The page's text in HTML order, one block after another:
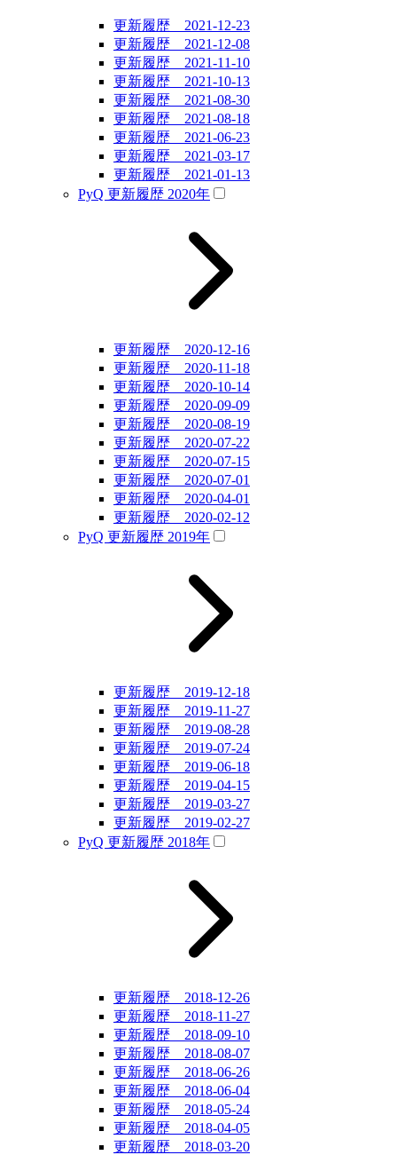
更新履歴 2021-12-23
更新履歴 2021-12-08
更新履歴 2021-11-10
更新履歴 2021-10-13
更新履歴 2021-08-30
更新履歴 2021-08-18
更新履歴 2021-06-23
更新履歴 2021-03-17
更新履歴 2021-01-13
PyQ 更新履歴 2020年
更新履歴 2020-12-16
更新履歴 2020-11-18
更新履歴 2020-10-14
更新履歴 2020-09-09
更新履歴 2020-08-19
更新履歴 2020-07-22
更新履歴 2020-07-15
更新履歴 2020-07-01
更新履歴 2020-04-01
更新履歴 2020-02-12
PyQ 更新履歴 2019年
更新履歴 2019-12-18
更新履歴 2019-11-27
更新履歴 2019-08-28
更新履歴 2019-07-24
更新履歴 2019-06-18
更新履歴 2019-04-15
更新履歴 2019-03-27
更新履歴 2019-02-27
PyQ 更新履歴 2018年
更新履歴 2018-12-26
更新履歴 2018-11-27
更新履歴 2018-09-10
更新履歴 2018-08-07
更新履歴 2018-06-26
更新履歴 2018-06-04
更新履歴 2018-05-24
更新履歴 2018-04-05
更新履歴 2018-03-20